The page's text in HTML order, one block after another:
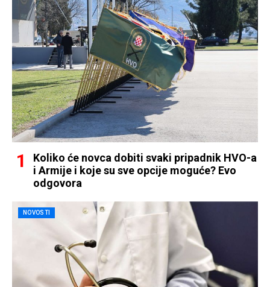
Koliko će novca dobiti svaki pripadnik HVO-a
i Armije i koje su sve opcije moguće? Evo
odgovora
NOVOSTI